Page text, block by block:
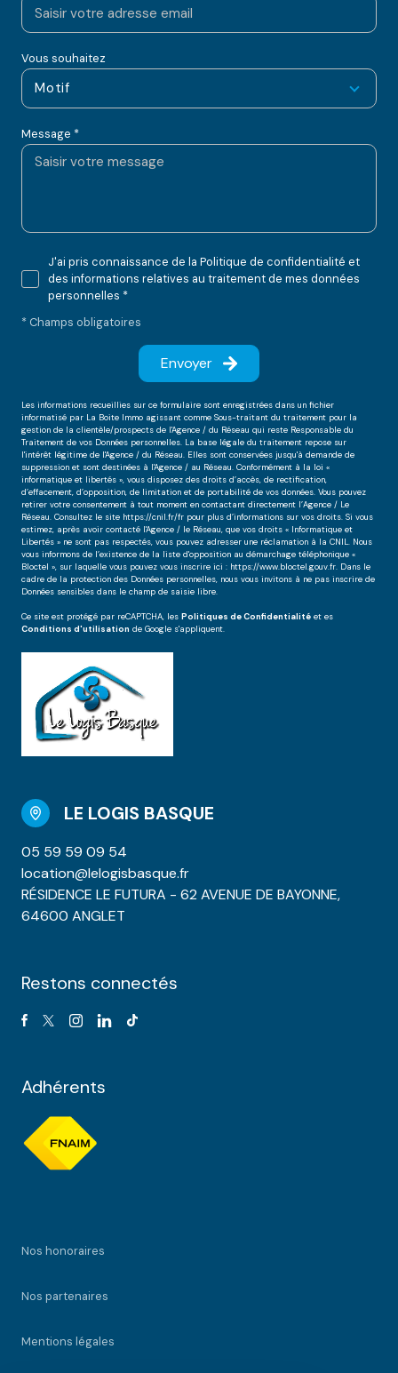
Vous souhaitez
Motif
Message *
J'ai pris connaissance de la Politique de confidentialité et
des informations relatives au traitement de mes données
personnelles *
* Champs obligatoires
Envoyer
Les informations recueillies sur ce formulaire sont enregistrées dans un fichier
informatisé par La Boite Immo agissant comme Sous-traitant du traitement pour la
gestion de la clientèle/prospects de l'Agence / du Réseau qui reste Responsable du
Traitement de vos Données personnelles. La base légale du traitement repose sur
l'intérêt légitime de l'Agence / du Réseau. Elles sont conservées jusqu'à demande de
suppression et sont destinées à l'Agence / au Réseau. Conformément à la loi «
informatique et libertés », vous disposez des droits d’accès, de rectification,
d’effacement, d’opposition, de limitation et de portabilité de vos données. Vous pouvez
retirer votre consentement à tout moment en contactant directement l’Agence / Le
Réseau. Consultez le site https://cnil.fr/fr pour plus d’informations sur vos droits. Si vous
estimez, après avoir contacté l'Agence / le Réseau, que vos droits « Informatique et
Libertés » ne sont pas respectés, vous pouvez adresser une réclamation à la CNIL. Nous
vous informons de l’existence de la liste d'opposition au démarchage téléphonique «
Bloctel », sur laquelle vous pouvez vous inscrire ici : https://www.bloctel.gouv.fr. Dans le
cadre de la protection des Données personnelles, nous vous invitons à ne pas inscrire de
Données sensibles dans le champ de saisie libre.
Ce site est protégé par reCAPTCHA, les Politiques de Confidentialité et es
Conditions d'utilisation de Google s'appliquent.
LE LOGIS BASQUE
05 59 59 09 54
location@lelogisbasque.fr
RÉSIDENCE LE FUTURA - 62 AVENUE DE BAYONNE,
64600 ANGLET
Restons connectés
Adhérents
Nos honoraires
Nos partenaires
Mentions légales